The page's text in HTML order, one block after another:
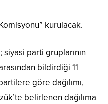
kurulacak.
parti gruplarının
bildirdiği 11
göre dağılımı,
belirlenen dağılıma